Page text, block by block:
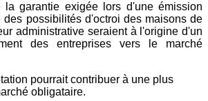
garantie exigée lors d'une émission
possibilités d'octroi des maisons de
administrative seraient à l'origine d'un
des entreprises vers le marché
pourrait contribuer à une plus
obligataire.